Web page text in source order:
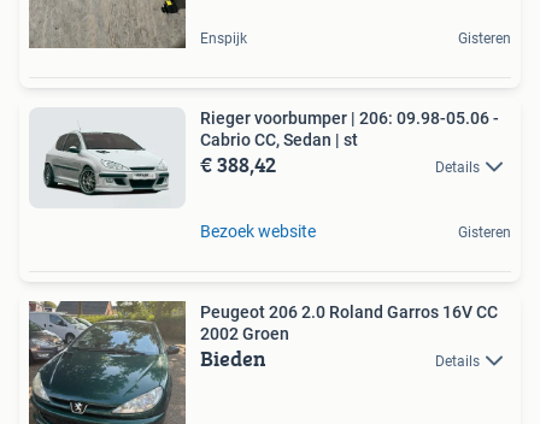
Enspijk Gisteren
Rieger voorbumper | 206: 09.98-05.06 -
Cabrio CC, Sedan | st
€ 388,42 Details
Bezoek website Gisteren
Peugeot 206 2.0 Roland Garros 16V CC
2002 Groen
Bieden Details